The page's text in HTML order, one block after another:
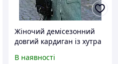
Жіночий демісезонний
довгий кардиган із хутра
В наявності